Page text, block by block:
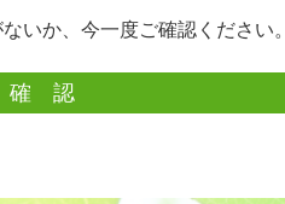
いか、今一度ご確認ください。